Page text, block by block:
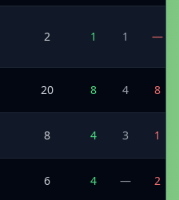
2 1 1 —
20 8 4 8
8 4 3 1
6 4 — 2